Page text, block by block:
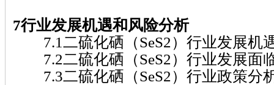
7行业发展机遇和风险分析
7.1二硫化硒（SeS2）行业发展机
7.2二硫化硒（SeS2）行业发展面
7.3二硫化硒（SeS2）行业政策分